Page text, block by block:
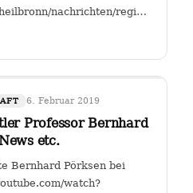
nachrichten/region/
6. Februar 2019
Professor Bernhard
etc.
Bernhard Pörksen bei
watch?